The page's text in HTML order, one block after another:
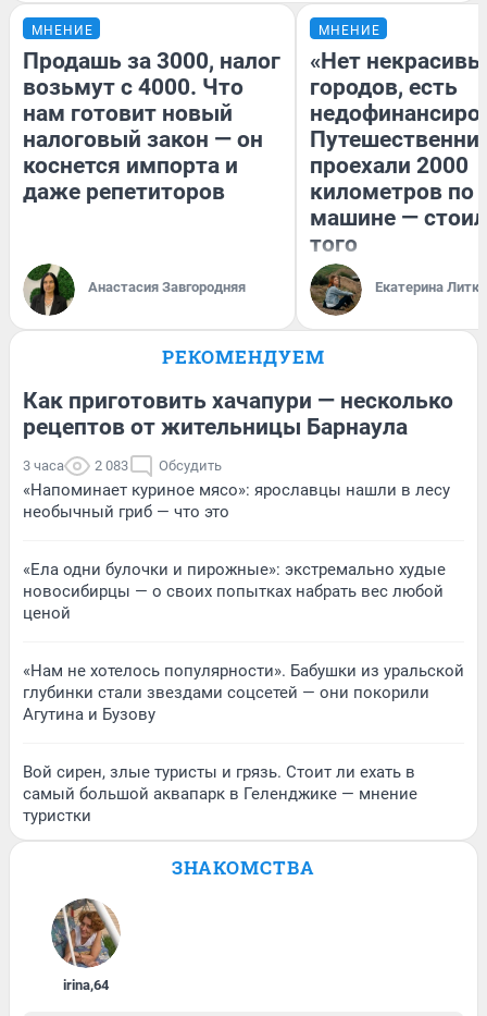
МНЕНИЕ
Продашь за 3000, налог
возьмут с 4000. Что
нам готовит новый
налоговый закон — он
коснется импорта и
даже репетиторов
Анастасия Завгородняя
МНЕНИЕ
«Нет
городов, есть
проехали 2000
километров по
машине —
того
Екатерина
РЕКОМЕНДУЕМ
Как приготовить хачапури — несколько
рецептов от жительницы Барнаула
3 часа 2 083 Обсудить
«Напоминает куриное мясо»: ярославцы нашли в лесу
необычный гриб — что это
«Ела одни булочки и пирожные»: экстремально худые
новосибирцы — о своих попытках набрать вес любой
ценой
«Нам не хотелось популярности». Бабушки из уральской
глубинки стали звездами соцсетей — они покорили
Агутина и Бузову
Вой сирен, злые туристы и грязь. Стоит ли ехать в
самый большой аквапарк в Геленджике — мнение
туристки
ЗНАКОМСТВА
irina,64